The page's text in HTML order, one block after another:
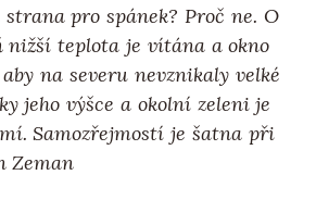
strana pro spánek? Proč ne. O
nižší teplota je vítána a okno
na severu nevznikaly velké
jeho výšce a okolní zeleni je
Samozřejmostí je šatna při
Zeman